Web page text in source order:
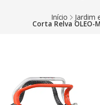
Início Jardim
Corta Relva OLEO-